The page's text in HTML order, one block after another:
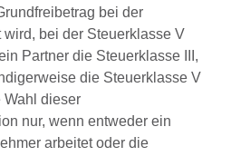
bei der
bei der Steuerklasse V
Partner die Steuerklasse III,
die Steuerklasse V
dieser
nur, wenn entweder ein
arbeitet oder die